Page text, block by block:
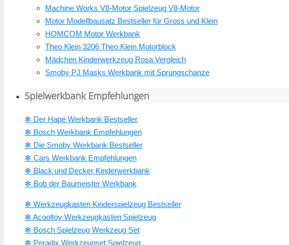
Machine Works V8-Motor Spielzeug V8-Motor
Motor Modellbausatz Bestseller für Gross und Klein
HOMCOM Motor Werkbank
Theo Klein 3206 Theo Klein Motorblock
Mädchen Kinderwerkzeug Rosa Vergleich
Smoby PJ Masks Werkbank mit Sprungschanze
Spielwerkbank Empfehlungen
✻ Der Hape Werkbank Bestseller
✻ Bosch Werkbank Empfehlungen
✻ Die Smoby Werkbank Bestseller
✻ Cars Werkbank Empfehlungen
✻ Black und Decker Kinderwerkbank
✻ Bob der Baumeister Werkbank
✻ Werkzeugkasten Kinderspielzeug Bestseller
✻ Acooltoy Werkzeugkasten Spielzeug
✻ Bosch Spielzeug Werkzeug Set
✻ Peradix Werkzeugset Spielzeug